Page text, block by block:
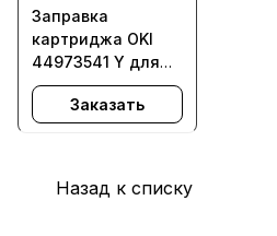
Заправка
картриджа OKI
44973541 Y для
C301, C321, MC332,
MC342Заказать
Назад к списку